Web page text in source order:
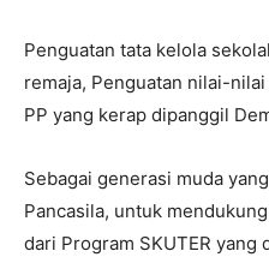
Penguatan tata kelola
remaja, Penguatan nilai-
PP yang kerap dipanggil
Sebagai generasi muda
Pancasila, untuk
dari Program SKUTER yang